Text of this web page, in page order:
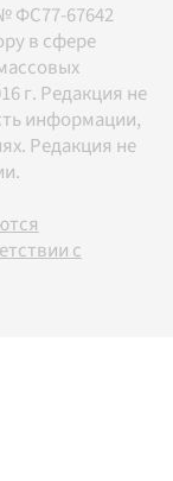
ФС77-67642
в сфере
г. Редакция не
информации,
Редакция не
с